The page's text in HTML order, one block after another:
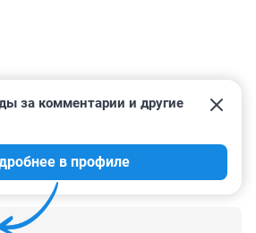
41
за комментарии и другие
в профиле